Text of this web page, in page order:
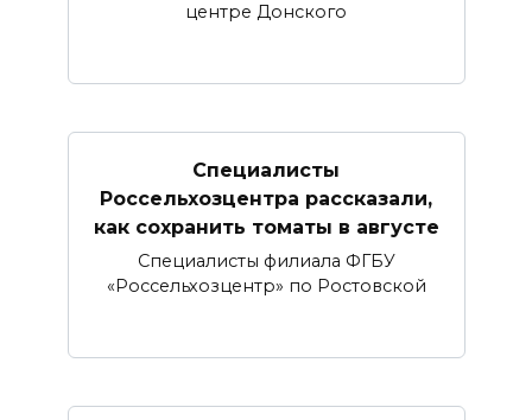
центре Донского
Специалисты
Россельхозцентра рассказали,
как сохранить томаты в августе
Специалисты филиала ФГБУ
«Россельхозцентр» по Ростовской